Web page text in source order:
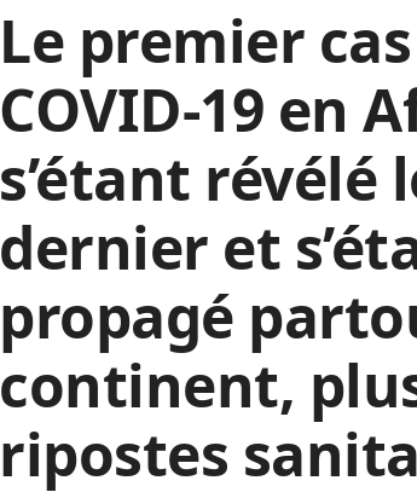
Le premier
COVID-19 en
s’étant révélé
dernier et
propagé
continent,
ripostes